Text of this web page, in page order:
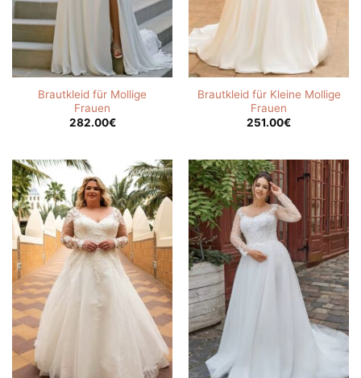
Brautkleid für Mollige
Frauen
282.00€
Brautkleid für Kleine Mollige
Frauen
251.00€